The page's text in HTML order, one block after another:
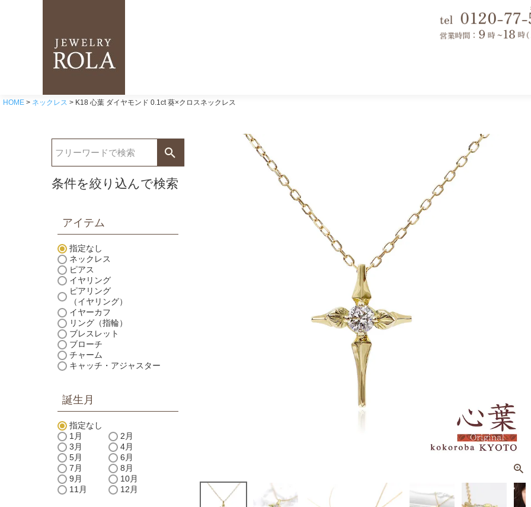
HOME ネックレス K18 心葉 ダイヤモンド 0.1ct 葵×クロスネックレス
条件を絞り込んで検索
アイテム
指定なし
ネックレス
ピアス
イヤリング
ピアリング
（イヤリング）
イヤーカフ
リング（指輪）
ブレスレット
ブローチ
チャーム
キャッチ・アジャスター
誕生月
指定なし
1月
2月
3月
4月
5月
6月
7月
8月
9月
10月
11月
12月